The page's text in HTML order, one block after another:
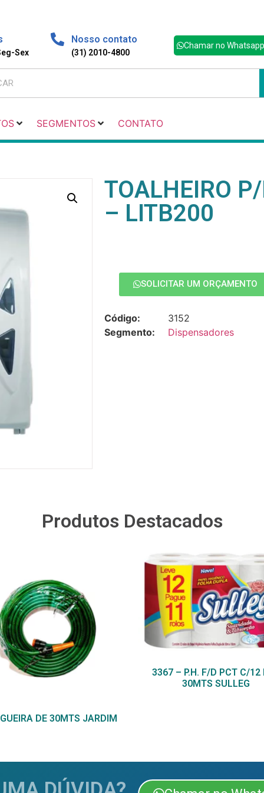
Sex
Nosso contato
(31) 2010-4800
Chamar no
SEGMENTOS CONTATO
TOALHEIRO
– LITB200
SOLICITAR UM ORÇAMENTO
Código:
3152
Segmento:
Dispensadores
Produtos Destacados
DE 30MTS JARDIM
3367 – P.H. F/D PCT C/12
30MTS SULLEG